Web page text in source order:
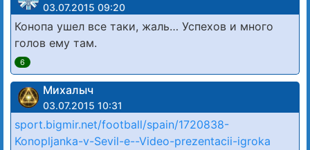
03.07.2015 09:20
Конопа ушел все таки, жаль… Успехов и много
голов ему там.
6
Михалыч
03.07.2015 10:31
sport.bigmir.net/football/spain/1720838-
Konopljanka-v-Sevil-e--Video-prezentacii-igroka